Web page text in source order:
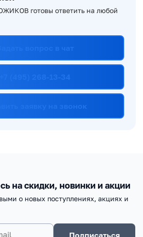
готовы ответить на любой
на скидки, новинки и акции
о новых поступлениях, акциях и
Подписаться